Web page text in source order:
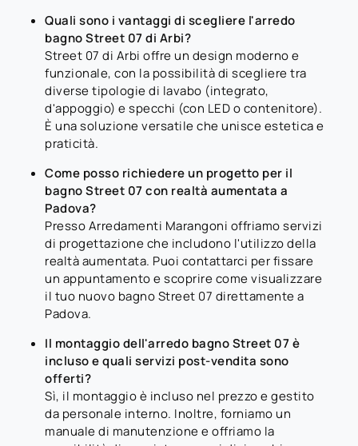
Quali sono i vantaggi di scegliere l'arredo
bagno Street 07 di Arbi?
Street 07 di Arbi offre un design moderno e
funzionale, con la possibilità di scegliere tra
diverse tipologie di lavabo (integrato,
d'appoggio) e specchi (con LED o contenitore).
È una soluzione versatile che unisce estetica e
praticità.
Come posso richiedere un progetto per il
bagno Street 07 con realtà aumentata a
Padova?
Presso Arredamenti Marangoni offriamo servizi
di progettazione che includono l'utilizzo della
realtà aumentata. Puoi contattarci per fissare
un appuntamento e scoprire come visualizzare
il tuo nuovo bagno Street 07 direttamente a
Padova.
Il montaggio dell'arredo bagno Street 07 è
incluso e quali servizi post-vendita sono
offerti?
Sì, il montaggio è incluso nel prezzo e gestito
da personale interno. Inoltre, forniamo un
manuale di manutenzione e offriamo la